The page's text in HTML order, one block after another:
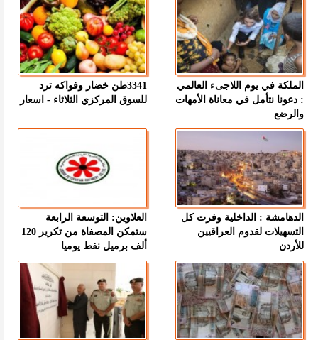
الملكة في يوم اللاجىء العالمي
: دعونا نتأمل في معاناة الأمهات
والرضع
3341طن خضار وفواكه ترد
للسوق المركزي الثلاثاء - اسعار
الدهامشة : الداخلية وفرت كل
التسهيلات لقدوم العراقيين
للأردن
العلاوين: التوسعة الرابعة
ستمكن المصفاة من تكرير 120
ألف برميل نفط يوميا